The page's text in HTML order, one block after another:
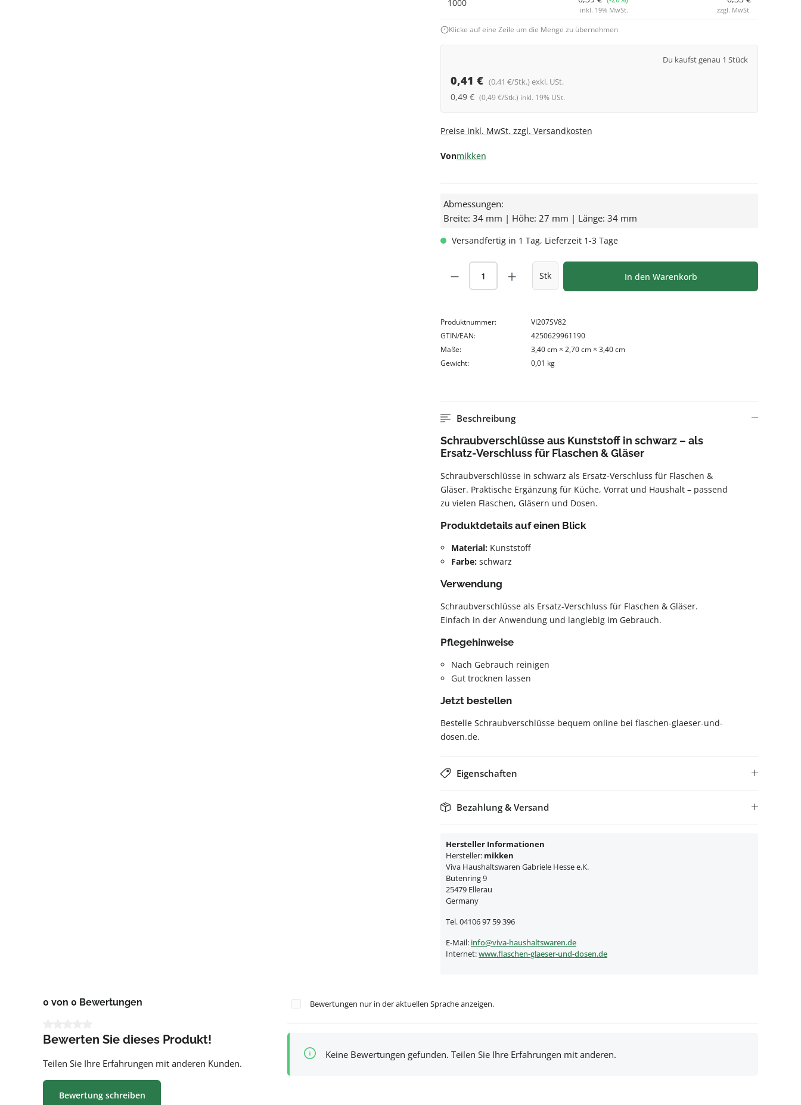
1000
inkl. 19% MwSt. zzgl. MwSt.
Klicke auf eine Zeile um die Menge zu übernehmen
Du kaufst genau 1 Stück
0,41 € (0,41 €/Stk.) exkl. USt.
0,49 € (0,49 €/Stk.) inkl. 19% USt.
Preise inkl. MwSt. zzgl. Versandkosten
Vonmikken
Abmessungen:
Breite: 34 mm | Höhe: 27 mm | Länge: 34 mm
Versandfertig in 1 Tag, Lieferzeit 1-3 Tage
Produkt Anzahl: Gib den gewünschten Wert ein
Stk In den Warenkorb
Produktnummer:
VI207SV82
GTIN/EAN:
4250629961190
Maße:
3,40 cm × 2,70 cm × 3,40 cm
Gewicht:
0,01 kg
Beschreibung
Schraubverschlüsse aus Kunststoff in schwarz – als
Ersatz-Verschluss für Flaschen & Gläser
Schraubverschlüsse in schwarz als Ersatz-Verschluss für Flaschen &
Gläser. Praktische Ergänzung für Küche, Vorrat und Haushalt – passend
zu vielen Flaschen, Gläsern und Dosen.
Produktdetails auf einen Blick
Material: Kunststoff
Farbe: schwarz
Verwendung
Schraubverschlüsse als Ersatz-Verschluss für Flaschen & Gläser.
Einfach in der Anwendung und langlebig im Gebrauch.
Pflegehinweise
Nach Gebrauch reinigen
Gut trocknen lassen
Jetzt bestellen
Bestelle Schraubverschlüsse bequem online bei flaschen-glaeser-und-
dosen.de.
Eigenschaften
Bezahlung & Versand
Hersteller Informationen
Hersteller: mikken
Viva Haushaltswaren Gabriele Hesse e.K.
Butenring 9
25479 Ellerau
Germany
Tel. 04106 97 59 396
E-Mail: info@viva-haushaltswaren.de
Internet:www.flaschen-glaeser-und-dosen.de
0 von 0 Bewertungen
Bewerten Sie dieses Produkt!
Teilen Sie Ihre Erfahrungen mit anderen Kunden.
Bewertung schreiben
Bewertungen nur in der aktuellen Sprache anzeigen.
Keine Bewertungen gefunden. Teilen Sie Ihre Erfahrungen mit anderen.